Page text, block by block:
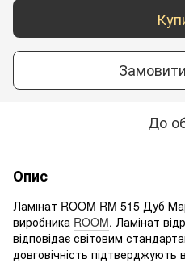
До
Опис
Ламінат ROOM RM 515 Дуб
виробника ROOM. Ламінат
відповідає світовим
довговічність підтверджують